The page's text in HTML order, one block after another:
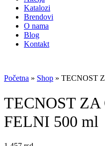
Katalozi
Brendovi
O nama
Blog
Kontakt
Početna » Shop » TECNOST
TECNOST
FELNI 500 ml